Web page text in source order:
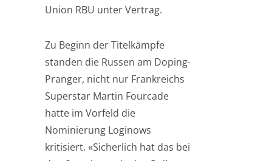
Union RBU unter Vertrag.
Zu Beginn der Titelkämpfe
standen die Russen am Doping-
Pranger, nicht nur Frankreichs
Superstar Martin Fourcade
hatte im Vorfeld die
Nominierung Loginows
kritisiert. «Sicherlich hat das bei